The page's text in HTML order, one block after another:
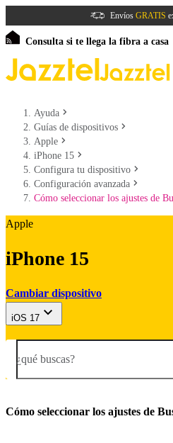
Envíos GRATIS
Consulta si te llega la fibra a casa
Ayuda
Guías de dispositivos
Apple
iPhone 15
Configura tu dispositivo
Configuración avanzada
Cómo seleccionar los ajustes de
Apple
iPhone 15
Cambiar dispositivo
iOS 17
¿qué buscas?
Cómo seleccionar los ajustes de